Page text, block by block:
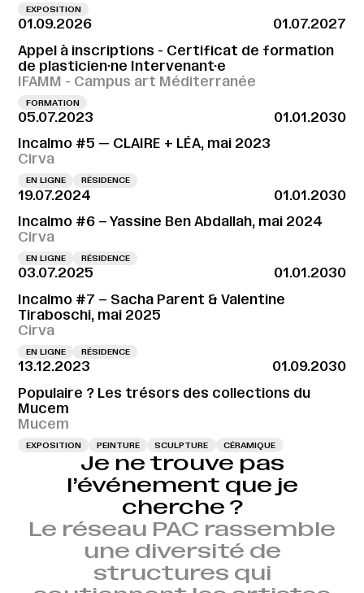
EXPOSITION
01.09.2026
01.07.2027
Appel à inscriptions - Certificat de formation
de plasticien·ne Intervenant·e
IFAMM - Campus art Méditerranée
FORMATION
05.07.2023
01.01.2030
Incalmo #5 — CLAIRE + LÉA, mai 2023
Cirva
EN LIGNE RÉSIDENCE
19.07.2024
01.01.2030
Incalmo #6 – Yassine Ben Abdallah, mai 2024
Cirva
EN LIGNE RÉSIDENCE
03.07.2025
01.01.2030
Incalmo #7 – Sacha Parent & Valentine
Tiraboschi, mai 2025
Cirva
EN LIGNE RÉSIDENCE
13.12.2023
01.09.2030
Populaire ? Les trésors des collections du
Mucem
Mucem
EXPOSITION PEINTURE SCULPTURE CÉRAMIQUE
Je ne trouve pas
l’événement que je
cherche ?
Le réseau PAC rassemble
une diversité de
structures qui